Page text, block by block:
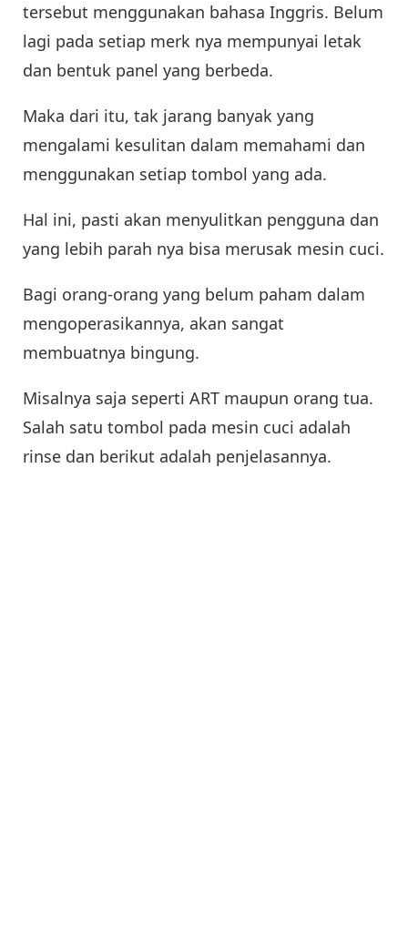
tersebut menggunakan bahasa Inggris. Belum
lagi pada setiap merk nya mempunyai letak
dan bentuk panel yang berbeda.
Maka dari itu, tak jarang banyak yang
mengalami kesulitan dalam memahami dan
menggunakan setiap tombol yang ada.
Hal ini, pasti akan menyulitkan pengguna dan
yang lebih parah nya bisa merusak mesin cuci.
Bagi orang-orang yang belum paham dalam
mengoperasikannya, akan sangat
membuatnya bingung.
Misalnya saja seperti ART maupun orang tua.
Salah satu tombol pada mesin cuci adalah
rinse dan berikut adalah penjelasannya.